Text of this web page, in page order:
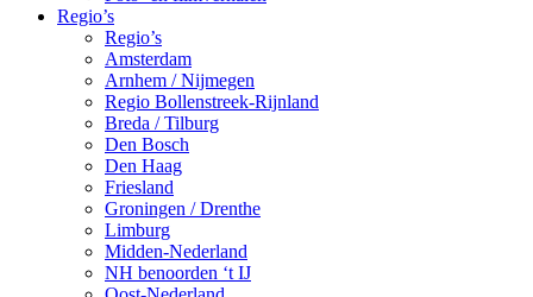
Regio’s
Regio’s
Amsterdam
Arnhem / Nijmegen
Regio Bollenstreek-Rijnland
Breda / Tilburg
Den Bosch
Den Haag
Friesland
Groningen / Drenthe
Limburg
Midden-Nederland
NH benoorden ‘t IJ